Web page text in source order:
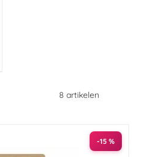
8 artikelen
-15 %